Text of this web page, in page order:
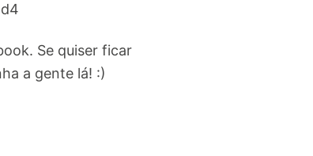
Se quiser ficar
a gente lá! :)